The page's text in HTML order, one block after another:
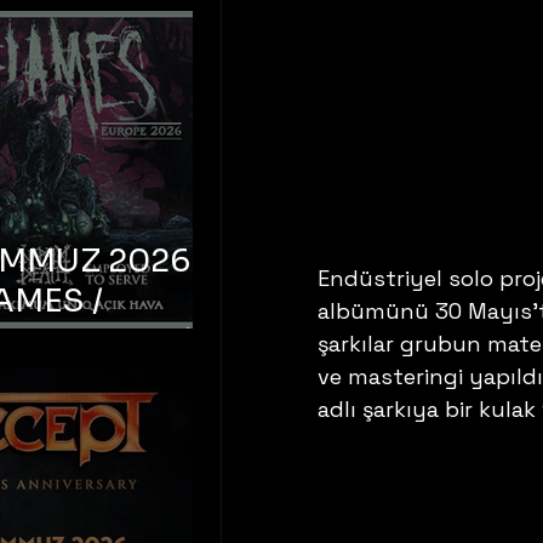
Endüstriyel solo
albümünü 30
şarkılar grubun
ve masteringi
adlı şarkıya bir kulak
2026 –
/
DEATH /
– İstanbul,
Uniq